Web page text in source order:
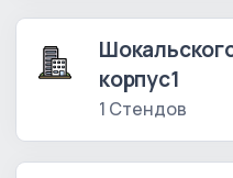
корпус1
1 Стендов